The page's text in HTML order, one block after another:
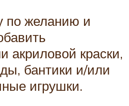
по желанию и
акриловой краски,
бантики и/или
игрушки.